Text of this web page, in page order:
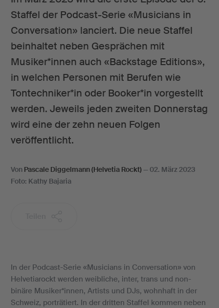
Staffel der Podcast-Serie «Musicians in
Conversation» lanciert. Die neue Staffel
beinhaltet neben Gesprächen mit
Musiker*innen auch «Backstage Editions»,
in welchen Personen mit Berufen wie
Tontechniker*in oder Booker*in vorgestellt
werden. Jeweils jeden zweiten Donnerstag
wird eine der zehn neuen Folgen
veröffentlicht.
Von Pascale Diggelmann (Helvetia Rockt)— 02. März 2023
Foto: Kathy Bajaria
In der Podcast-Serie «Musicians in Conversation» von
Helvetiarockt werden weibliche, inter, trans und non-
binäre Musiker*innen, Artists und DJs, wohnhaft in der
Schweiz, porträtiert. In der dritten Staffel kommen neben